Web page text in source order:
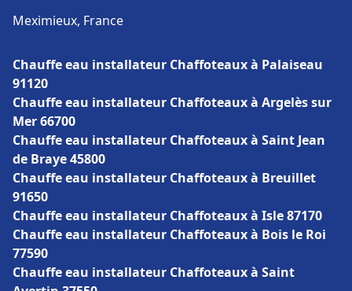
Meximieux, France
Chauffe eau installateur Chaffoteaux à Palaiseau
91120
Chauffe eau installateur Chaffoteaux à Argelès sur
Mer 66700
Chauffe eau installateur Chaffoteaux à Saint Jean
de Braye 45800
Chauffe eau installateur Chaffoteaux à Breuillet
91650
Chauffe eau installateur Chaffoteaux à Isle 87170
Chauffe eau installateur Chaffoteaux à Bois le Roi
77590
Chauffe eau installateur Chaffoteaux à Saint